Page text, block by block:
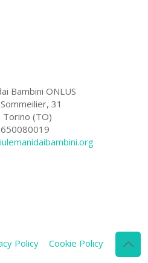
Bambini ONLUS
31
Torino (TO)
Policy Cookie Policy